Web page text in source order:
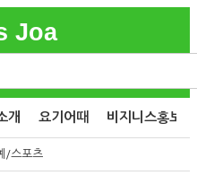
Joa
개 요기어때 비지니스홍보
/스포츠